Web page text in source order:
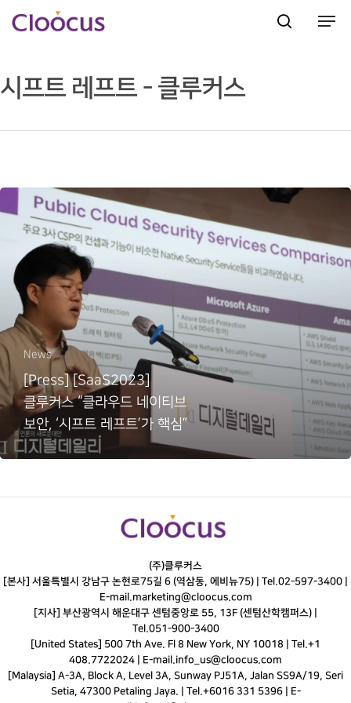
Hit enter to search or ESC to close
시프트 레프트 - 클루커스
News
[Press] [SaaS2023]
클루커스 “클라우드 네이티브
보안, ‘시프트 레프트’가 핵심”
(주)클루커스
[본사] 서울특별시 강남구 논현로75길 6 (역삼동, 에비뉴75) | Tel.02-597-3400
E-mail.marketing@cloocus.com
[지사] 부산광역시 해운대구 센텀중앙로 55, 13F (센텀산학캠퍼스) |
Tel.051-900-3400
[United States] 500 7th Ave. Fl 8 New York, NY 10018 | Tel.+1
408.7722024 | E-mail.info_us@cloocus.com
[Malaysia] A-3A, Block A, Level 3A, Sunway PJ51A, Jalan SS9A/19, Seri
Setia, 47300 Petaling Jaya. | Tel.+6016 331 5396 | E-